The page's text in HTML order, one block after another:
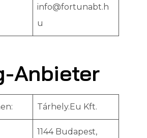
info@fortunabt.h
u
Anbieter
Tárhely.Eu Kft.
1144 Budapest,